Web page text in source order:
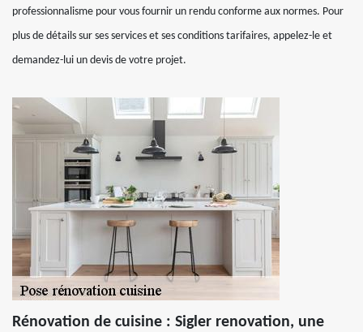
professionnalisme pour vous fournir un rendu conforme aux normes. Pour
plus de détails sur ses services et ses conditions tarifaires, appelez-le et
demandez-lui un devis de votre projet.
Rénovation de cuisine : Sigler renovation, une